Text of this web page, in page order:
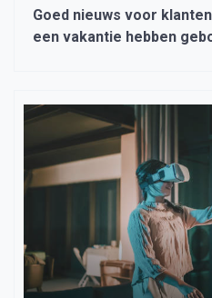
Goed nieuws voor
een vakantie hebben